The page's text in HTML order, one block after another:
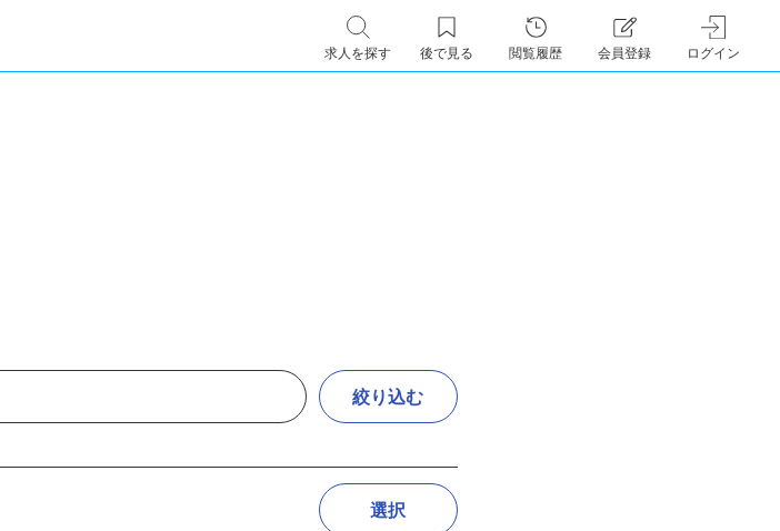
求人を探す 後で見る 閲覧履歴 会員登録 ログイン
絞り込む
選択